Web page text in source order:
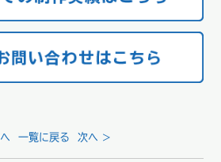
一覧に戻る 次へ >